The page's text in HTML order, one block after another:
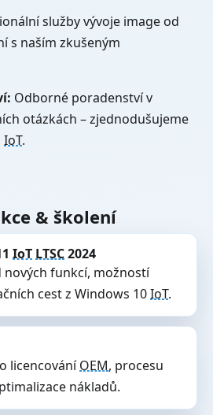
služby vývoje image od
s naším zkušeným
Odborné poradenství v
otázkách – zjednodušujeme
IoT.
& školení
IoT LTSC2024
funkcí, možností
cest z Windows 10IoT.
licencováníOEM, procesu
nákladů.